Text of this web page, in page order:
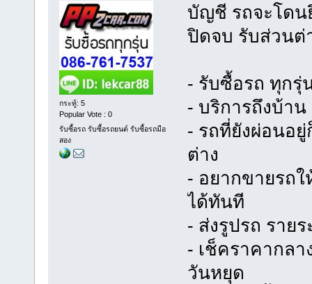
กระทู้: 5
Popular Vote : 0
รับซื้อรถ รับซื้อรถยนต์ รับซื้อรถมือ
สอง
บัญชี รถจะโด
ปิดจบ รับส่วนต่
- รับซื้อรถ ทุกรุ่
- บริการถึงบ้าน
- รถที่ยังผ่อนอ
ต่าง
- อยากขายรถ
ได้ทันที
- ส่งรูปรถ ราย
- เช็คราคากล
วันหยุด